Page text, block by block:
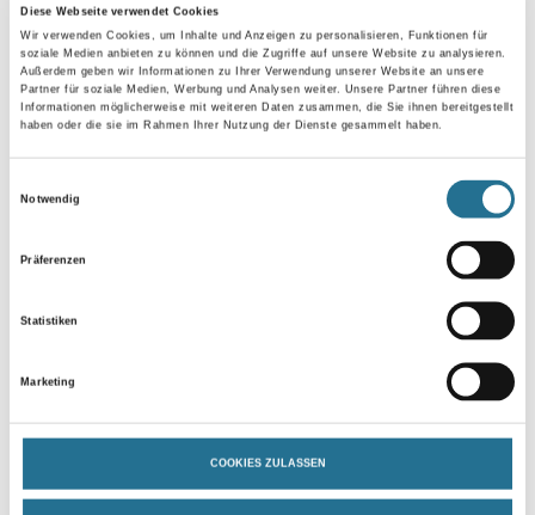
Diese Webseite verwendet Cookies
Wir verwenden Cookies, um Inhalte und Anzeigen zu personalisieren, Funktionen für
soziale Medien anbieten zu können und die Zugriffe auf unsere Website zu analysieren.
Außerdem geben wir Informationen zu Ihrer Verwendung unserer Website an unsere
Partner für soziale Medien, Werbung und Analysen weiter. Unsere Partner führen diese
Informationen möglicherweise mit weiteren Daten zusammen, die Sie ihnen bereitgestellt
haben oder die sie im Rahmen Ihrer Nutzung der Dienste gesammelt haben.
Notwendig
Präferenzen
Statistiken
Marketing
COOKIES ZULASSEN
Umrechnungsfaktoren
- Spezial-Kleister für Rauhfaser, Präge-, Vinyl- und Vliestapeten
- Hohe Klebkraft
- Leichtes Korrigieren der Tapetenbahnen
- Auch für Tapeziergeräte